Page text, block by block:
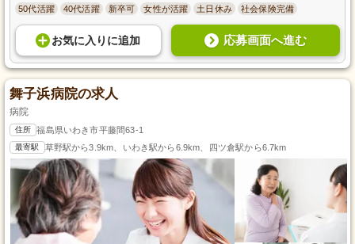
50代活躍 40代活躍 新卒可 女性が活躍 土日休み 社会保険完備
お気に入り に追加 応募画面へ進む
舞子浜病院の求人
病院
住所 福島県いわき市平藤間63-1
最寄駅 草野駅から3.9km、いわき駅から6.9km、四ツ倉駅から6.7km